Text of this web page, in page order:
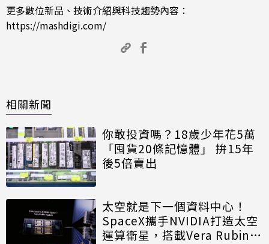
更多數位新品、技術介紹與科技趨勢內容：
https://mashdigi.com/
相關新聞
你敢投資嗎？18歲少年花5萬
「囤貨20條記憶體」 拚15年
後5倍賣出
太空就是下一個資料中心！
SpaceX攜手NVIDIA打造太空
運算衛星，搭載Vera Rubin運